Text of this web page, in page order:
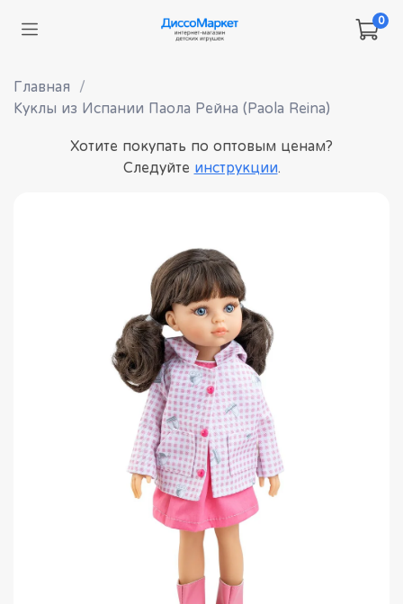
0
Главная
Куклы из Испании Паола Рейна (Paola Reina)
Хотите покупать по оптовым ценам?
Следуйте инструкции.